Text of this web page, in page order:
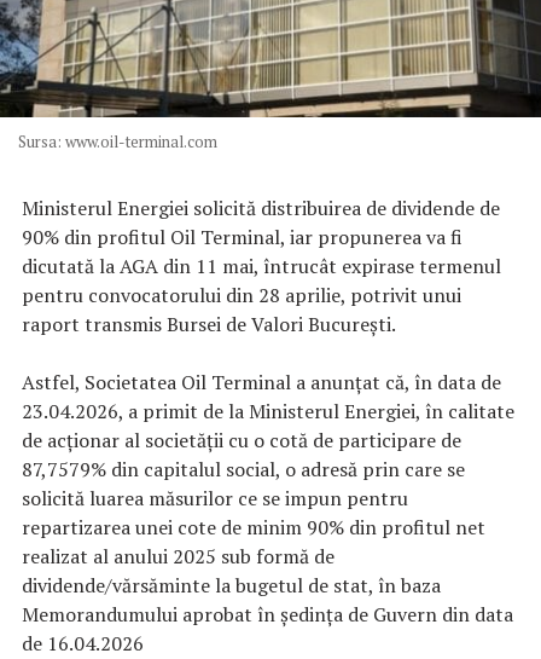
Sursa: www.oil-terminal.com
Ministerul Energiei solicită distribuirea de dividende de
90% din profitul Oil Terminal, iar propunerea va fi
dicutată la AGA din 11 mai, întrucât expirase termenul
pentru convocatorului din 28 aprilie, potrivit unui
raport transmis Bursei de Valori București.
Astfel, Societatea Oil Terminal a anunțat că, în data de
23.04.2026, a primit de la Ministerul Energiei, în calitate
de acționar al societății cu o cotă de participare de
87,7579% din capitalul social, o adresă prin care se
solicită luarea măsurilor ce se impun pentru
repartizarea unei cote de minim 90% din profitul net
realizat al anului 2025 sub formă de
dividende/vărsăminte la bugetul de stat, în baza
Memorandumului aprobat în ședința de Guvern din data
de 16.04.2026